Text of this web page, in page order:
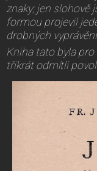
znaky; jen slohově
formou projevil
drobných
Kniha tato byla
třikrát odmítli